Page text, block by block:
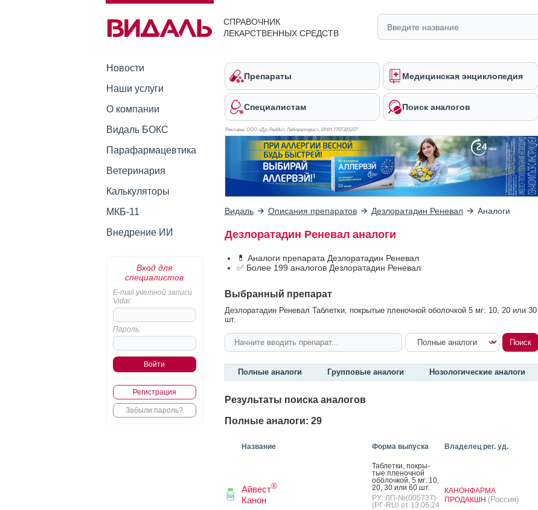
СПРАВОЧНИК
ЛЕКАРСТВЕННЫХ СРЕДСТВ
Новости
Наши услуги
О компании
Видаль БОКС
Парафармацевтика
Ветеринария
Калькуляторы
МКБ-11
Внедрение ИИ
Вход для
специалистов
E-mail учетной записи
Vidal:
Пароль:
Регистрация
Забыли пароль?
Препараты Медицинская энциклопедия
Специалистам Поиск аналогов
Реклама. ООО «Др. Редди’с Лабораторис», ИНН 7707321227
Видаль Описания препаратов Дезлоратадин Реневал Аналоги
Дезлоратадин Реневал аналоги
💊 Аналоги препарата Дезлоратадин Реневал
✅ Более 199 аналогов Дезлоратадин Реневал
Выбранный препарат
Дезлоратадин Реневал Таблетки, покрытые пленочной оболочкой 5 мг: 10, 20 или 30
шт.
Полные аналоги Групповые аналоги Нозологические аналоги
Результаты поиска аналогов
Полные аналоги: 29
Название Форма выпуска Владелец рег. уд.
Айвест®
Канон
Таб­летки, пок­ры­
тые пле­ноч­ной
обо­лоч­кой, 5 мг: 10,
20, 30 или 60 шт.
РУ: ЛП-№(005737)-
(РГ-RU) от 13.06.24
КАНОНФАРМА
ПРОДАКШН (Россия)